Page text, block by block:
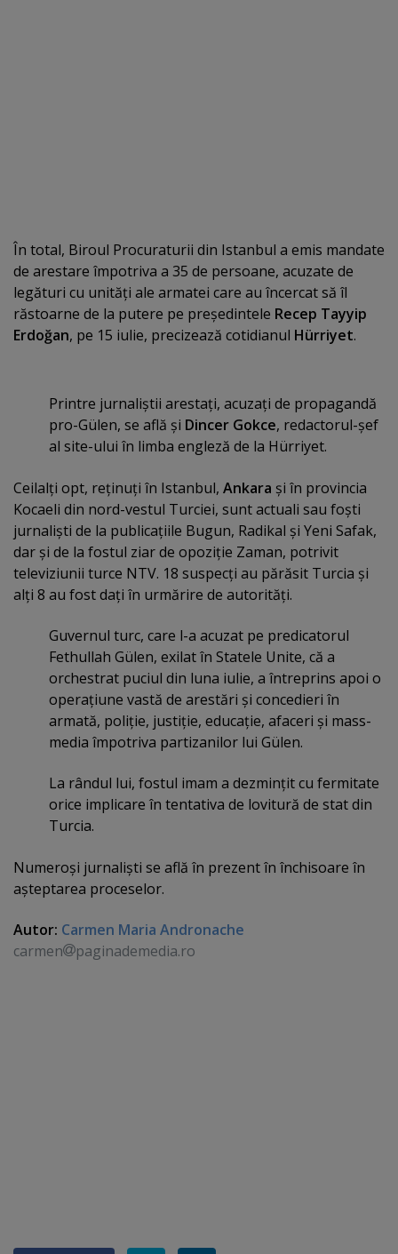
În total, Biroul Procuraturii din Istanbul a emis mandate
de arestare împotriva a 35 de persoane, acuzate de
legături cu unităţi ale armatei care au încercat să îl
răstoarne de la putere pe preşedintele Recep Tayyip
Erdoğan, pe 15 iulie, precizează cotidianul Hürriyet.
Printre jurnaliştii arestaţi, acuzaţi de propagandă
pro-Gülen, se află şi Dincer Gokce, redactorul-şef
al site-ului în limba engleză de la Hürriyet.
Ceilalţi opt, reţinuţi în Istanbul, Ankara şi în provincia
Kocaeli din nord-vestul Turciei, sunt actuali sau foşti
jurnalişti de la publicaţiile Bugun, Radikal şi Yeni Safak,
dar şi de la fostul ziar de opoziţie Zaman, potrivit
televiziunii turce NTV. 18 suspecţi au părăsit Turcia şi
alţi 8 au fost daţi în urmărire de autorităţi.
Guvernul turc, care l-a acuzat pe predicatorul
Fethullah Gülen, exilat în Statele Unite, că a
orchestrat puciul din luna iulie, a întreprins apoi o
operaţiune vastă de arestări şi concedieri în
armată, poliţie, justiţie, educaţie, afaceri şi mass-
media împotriva partizanilor lui Gülen.
La rândul lui, fostul imam a dezminţit cu fermitate
orice implicare în tentativa de lovitură de stat din
Turcia.
Numeroşi jurnalişti se află în prezent în închisoare în
aşteptarea proceselor.
Autor: Carmen Maria Andronache
carmen
paginademedia.ro